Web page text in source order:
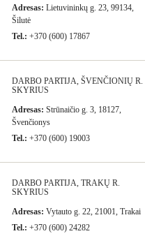
Adresas: Lietuvininkų g. 23, 99134,
Šilutė
Tel.: +370 (600) 17867
DARBO PARTIJA, ŠVENČIONIŲ R.
SKYRIUS
Adresas: Strūnaičio g. 3, 18127,
Švenčionys
Tel.: +370 (600) 19003
DARBO PARTIJA, TRAKŲ R.
SKYRIUS
Adresas: Vytauto g. 22, 21001, Trakai
Tel.: +370 (600) 24282